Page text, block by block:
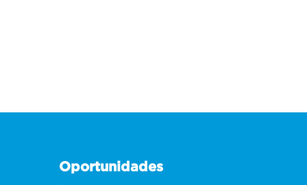
Oportunidades